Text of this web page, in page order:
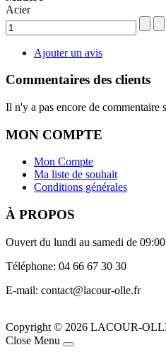
Acier
Ajouter un avis
Commentaires des clients
Il n'y a pas encore de commentaire
MON COMPTE
Mon Compte
Ma liste de souhait
Conditions générales
À PROPOS
Ouvert du lundi au samedi de
Téléphone: 04 66 67 30 30
E-mail: contact@lacour-olle.fr
Copyright © 2026 LACOUR-
Joomla! 3 Templates
Close Menu